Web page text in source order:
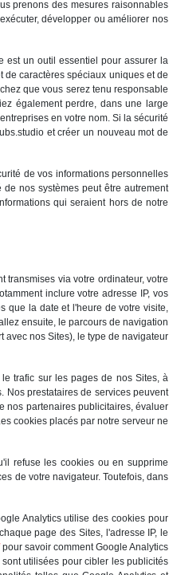
prenons des mesures raisonnables
développer ou améliorer nos
est un outil essentiel pour assurer la
de caractères spéciaux uniques et de
que vous serez tenu responsable
également perdre, dans une large
en votre nom. Si la sécurité
et créer un nouveau mot de
de vos informations personnelles
nos systèmes peut être autrement
qui seraient hors de notre
transmises via votre ordinateur, votre
inclure votre adresse IP, vos
que la date et l'heure de votre visite,
ensuite, le parcours de navigation
avec nos Sites), le type de navigateur
trafic sur les pages de nos Sites, à
Nos prestataires de services peuvent
nos partenaires publicitaires, évaluer
cookies placés par notre serveur ne
refuse les cookies ou en supprime
de votre navigateur. Toutefois, dans
Analytics utilise des cookies pour
page des Sites, l'adresse IP, le
pour savoir comment Google Analytics
utilisées pour cibler les publicités